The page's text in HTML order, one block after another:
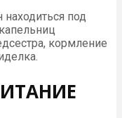
под
кормление